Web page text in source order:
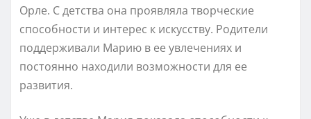
Орле. С детства она проявляла творческие
способности и интерес к искусству. Родители
поддерживали Марию в ее увлечениях и
постоянно находили возможности для ее
развития.